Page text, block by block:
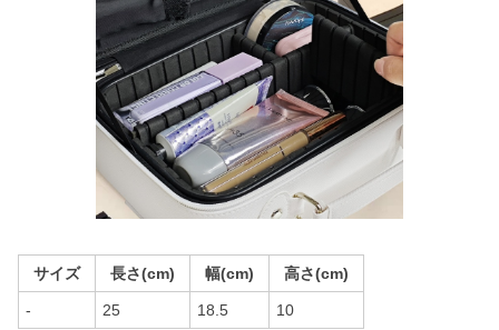
サイズ 長さ(cm) 幅(cm) 高さ(cm)
- 25 18.5 10